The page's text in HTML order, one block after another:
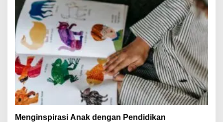
Menginspirasi Anak dengan Pendidikan